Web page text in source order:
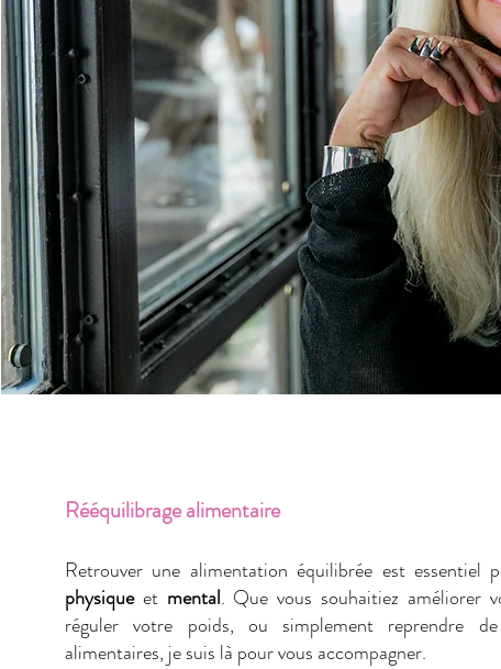
Rééquilibrage alimentaire
Retrouver une alimentation équilibrée est essentiel
physiqueet mental. Que vous souhaitiez améliorer
réguler votre poids, ou simplement reprendre
alimentaires, je suis là pour vous accompagner.